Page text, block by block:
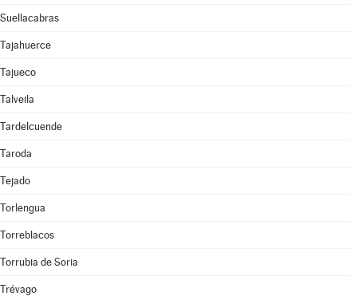
Suellacabras
Tajahuerce
Tajueco
Talveila
Tardelcuende
Taroda
Tejado
Torlengua
Torreblacos
Torrubia de Soria
Trévago